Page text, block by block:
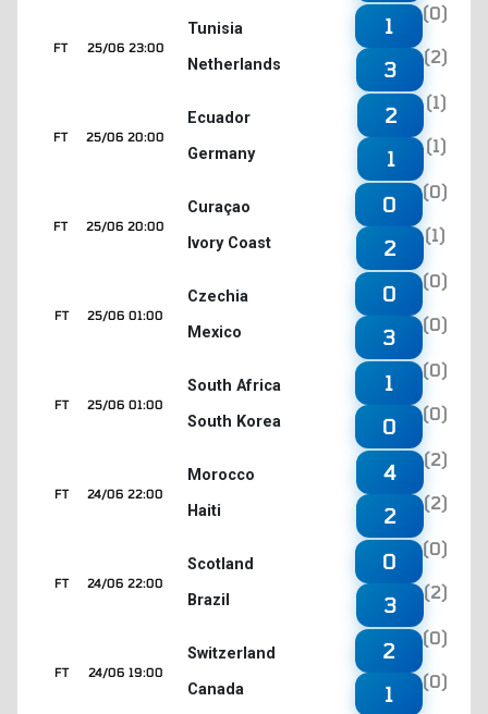
25/06 23:00
FT
Tunisia
Netherlands
1
(0)
3
(2)
25/06 20:00
FT
Ecuador
Germany
2
(1)
1
(1)
25/06 20:00
FT
Curaçao
Ivory Coast
0
(0)
2
(1)
25/06 01:00
FT
Czechia
Mexico
0
(0)
3
(0)
25/06 01:00
FT
South Africa
South Korea
1
(0)
0
(0)
24/06 22:00
FT
Morocco
Haiti
4
(2)
2
(2)
24/06 22:00
FT
Scotland
Brazil
0
(0)
3
(2)
24/06 19:00
FT
Switzerland
Canada
2
(0)
1
(0)